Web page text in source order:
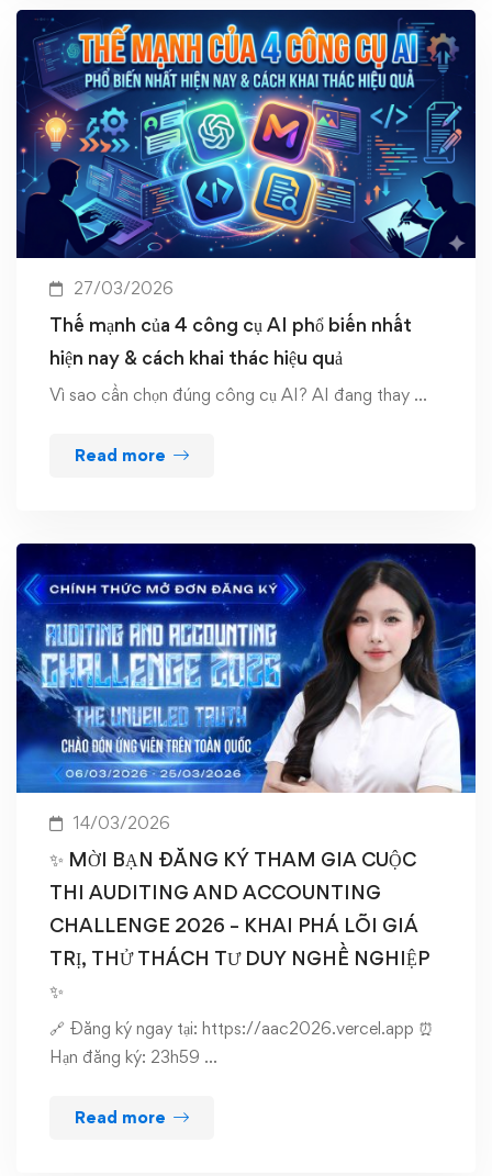
27/03/2026
Thế mạnh của 4 công cụ AI phổ biến nhất
hiện nay & cách khai thác hiệu quả
Vì sao cần chọn đúng công cụ AI? AI đang thay …
Read more
14/03/2026
✨ MỜI BẠN ĐĂNG KÝ THAM GIA CUỘC
THI AUDITING AND ACCOUNTING
CHALLENGE 2026 – KHAI PHÁ LÕI GIÁ
TRỊ, THỬ THÁCH TƯ DUY NGHỀ NGHIỆP
✨
🔗 Đăng ký ngay tại: https://aac2026.vercel.app ⏰
Hạn đăng ký: 23h59 …
Read more